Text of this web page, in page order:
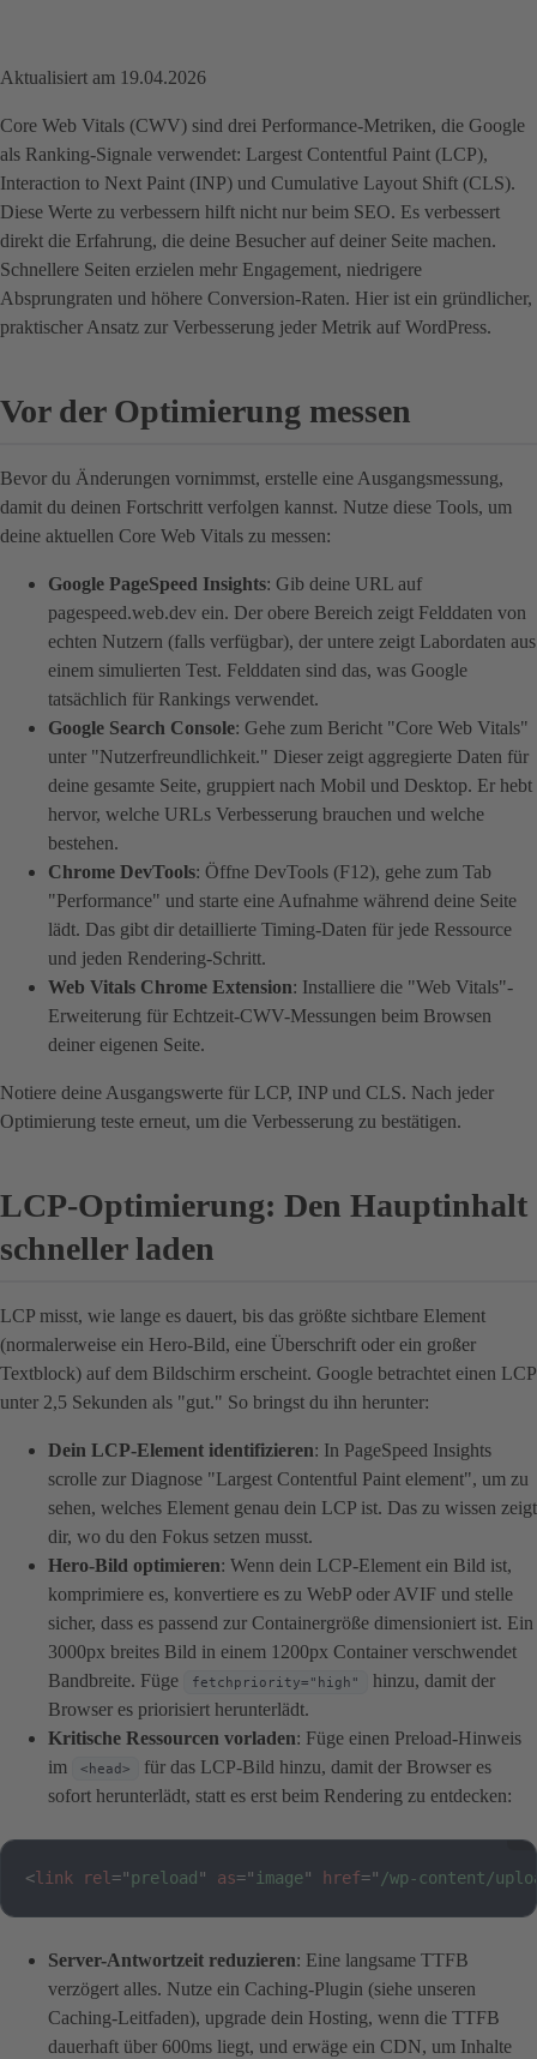
Aktualisiert am 19.04.2026
Core Web Vitals (CWV) sind drei Performance-Metriken, die Google
als Ranking-Signale verwendet: Largest Contentful Paint (LCP),
Interaction to Next Paint (INP) und Cumulative Layout Shift (CLS).
Diese Werte zu verbessern hilft nicht nur beim SEO. Es verbessert
direkt die Erfahrung, die deine Besucher auf deiner Seite machen.
Schnellere Seiten erzielen mehr Engagement, niedrigere
Absprungraten und höhere Conversion-Raten. Hier ist ein gründlicher,
praktischer Ansatz zur Verbesserung jeder Metrik auf WordPress.
Vor der Optimierung messen
Bevor du Änderungen vornimmst, erstelle eine Ausgangsmessung,
damit du deinen Fortschritt verfolgen kannst. Nutze diese Tools, um
deine aktuellen Core Web Vitals zu messen:
Google PageSpeed Insights: Gib deine URL auf
pagespeed.web.dev ein. Der obere Bereich zeigt Felddaten von
echten Nutzern (falls verfügbar), der untere zeigt Labordaten aus
einem simulierten Test. Felddaten sind das, was Google
tatsächlich für Rankings verwendet.
Google Search Console: Gehe zum Bericht "Core Web Vitals"
unter "Nutzerfreundlichkeit." Dieser zeigt aggregierte Daten für
deine gesamte Seite, gruppiert nach Mobil und Desktop. Er hebt
hervor, welche URLs Verbesserung brauchen und welche
bestehen.
Chrome DevTools: Öffne DevTools (F12), gehe zum Tab
"Performance" und starte eine Aufnahme während deine Seite
lädt. Das gibt dir detaillierte Timing-Daten für jede Ressource
und jeden Rendering-Schritt.
Web Vitals Chrome Extension: Installiere die "Web Vitals"-
Erweiterung für Echtzeit-CWV-Messungen beim Browsen
deiner eigenen Seite.
Notiere deine Ausgangswerte für LCP, INP und CLS. Nach jeder
Optimierung teste erneut, um die Verbesserung zu bestätigen.
LCP-Optimierung: Den Hauptinhalt
schneller laden
LCP misst, wie lange es dauert, bis das größte sichtbare Element
(normalerweise ein Hero-Bild, eine Überschrift oder ein großer
Textblock) auf dem Bildschirm erscheint. Google betrachtet einen LCP
unter 2,5 Sekunden als "gut." So bringst du ihn herunter:
Dein LCP-Element identifizieren: In PageSpeed Insights
scrolle zur Diagnose "Largest Contentful Paint element", um zu
sehen, welches Element genau dein LCP ist. Das zu wissen zeigt
dir, wo du den Fokus setzen musst.
Hero-Bild optimieren: Wenn dein LCP-Element ein Bild ist,
komprimiere es, konvertiere es zu WebP oder AVIF und stelle
sicher, dass es passend zur Containergröße dimensioniert ist. Ein
3000px breites Bild in einem 1200px Container verschwendet
Bandbreite. Füge
fetchpriority="high"
hinzu, damit der
Browser es priorisiert herunterlädt.
Kritische Ressourcen vorladen: Füge einen Preload-Hinweis
im
<head>
für das LCP-Bild hinzu, damit der Browser es
sofort herunterlädt, statt es erst beim Rendering zu entdecken:
<link rel ="preload " as=" image" href=" /wp-content/
Server-Antwortzeit reduzieren: Eine langsame TTFB
verzögert alles. Nutze ein Caching-Plugin (siehe unseren
Caching-Leitfaden), upgrade dein Hosting, wenn die TTFB
dauerhaft über 600ms liegt, und erwäge ein CDN, um Inhalte